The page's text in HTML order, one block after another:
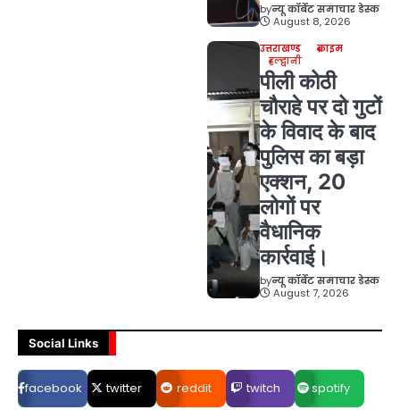
byन्यू कॉर्बेट समाचार डेस्क
August 8, 2026
उत्तराखण्ड
क्राइम
हल्द्वानी
पीली कोठी
चौराहे पर दो गुटों
के विवाद के बाद
पुलिस का बड़ा
एक्शन, 20
लोगों पर
वैधानिक
कार्रवाई।
byन्यू कॉर्बेट समाचार डेस्क
August 7, 2026
Social Links
facebook twitter reddit twitch spotify